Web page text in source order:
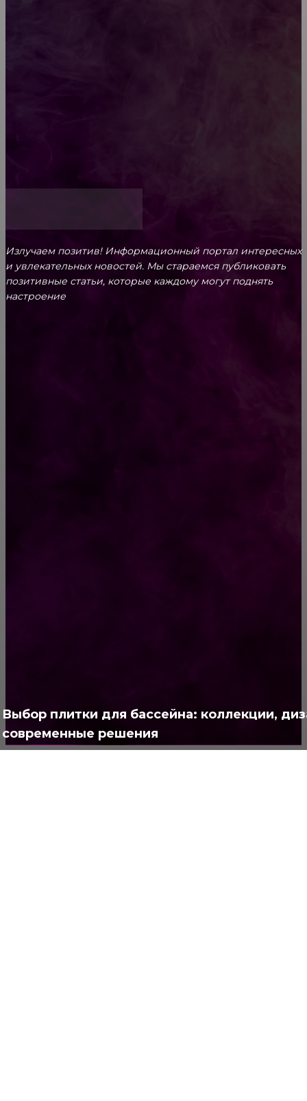
Выбор плитки для бассейна: коллекции,
современные решения
Излучаем позитив! Информационный портал интересных
и увлекательных новоcтей. Мы стараемся публиковать
позитивные статьи, которые каждому могут поднять
настроение